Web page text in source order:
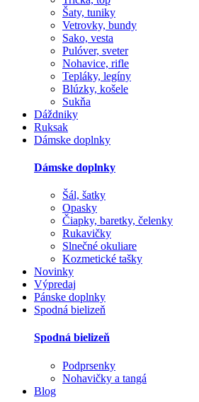
Šaty, tuniky
Vetrovky, bundy
Sako, vesta
Pulóver, sveter
Nohavice, rifle
Tepláky, legíny
Blúzky, košele
Sukňa
Dáždniky
Ruksak
Dámske doplnky
Dámske doplnky
Šál, šatky
Opasky
Čiapky, baretky, čelenky
Rukavičky
Slnečné okuliare
Kozmetické tašky
Novinky
Výpredaj
Pánske doplnky
Spodná bielizeň
Spodná bielizeň
Podprsenky
Nohavičky a tangá
Blog